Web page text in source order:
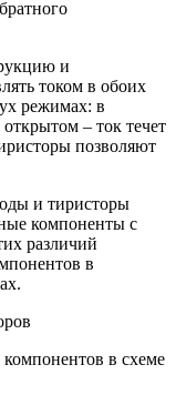
и
током в обоих
режимах: в
– ток течет
позволяют
и тиристоры
компоненты с
различий
в
в схеме